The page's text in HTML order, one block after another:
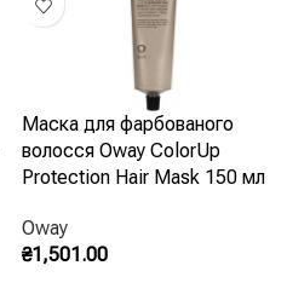
Маска для фарбованого
волосся Oway ColorUp
Protection Hair Mask 150 мл
Oway
₴1,501.00